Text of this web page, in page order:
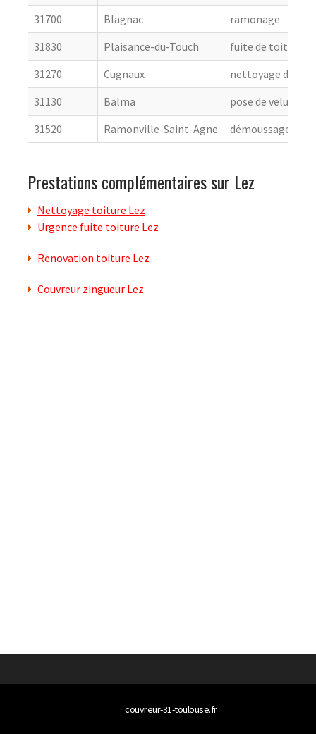
31700
Blagnac
ramonage
31830
Plaisance-du-Touch
fuite de toiture
31270
Cugnaux
nettoyage de
31130
Balma
pose de velux
31520
Ramonville-Saint-Agne démoussage de
Prestations complémentaires sur Lez
Nettoyage toiture Lez
Urgence fuite toiture Lez
Renovation toiture Lez
Couvreur zingueur Lez
couvreur-31-toulouse.fr